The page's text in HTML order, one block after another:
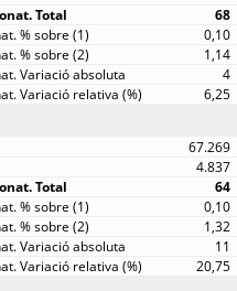
68
0,10
1,14
4
6,25
67.269
4.837
64
0,10
1,32
11
20,75